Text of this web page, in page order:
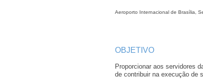
Aeroporto Internacional de Brasília,
OBJETIVO
Proporcionar aos servidores
de contribuir na execução